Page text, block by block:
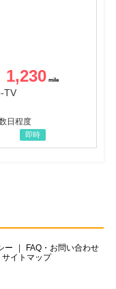
1,230
TV
日程度
即時
ー
FAQ・お問い合わせ
サイトマップ